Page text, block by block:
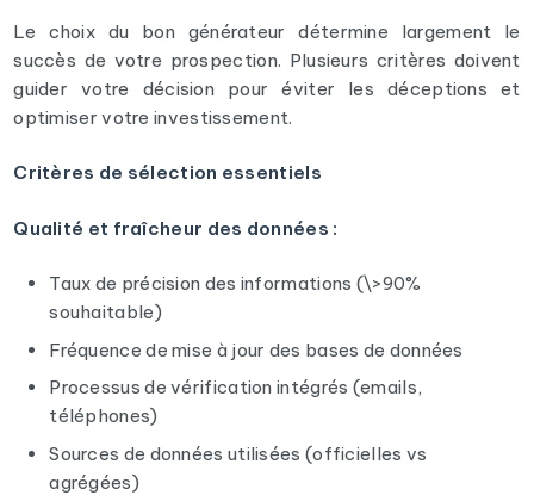
Le choix du bon générateur détermine largement le
succès de votre prospection. Plusieurs critères doivent
guider votre décision pour éviter les déceptions et
optimiser votre investissement.
Critères de sélection essentiels
Qualité et fraîcheur des données :
Taux de précision des informations (\>90%
souhaitable)
Fréquence de mise à jour des bases de données
Processus de vérification intégrés (emails,
téléphones)
Sources de données utilisées (officielles vs
agrégées)